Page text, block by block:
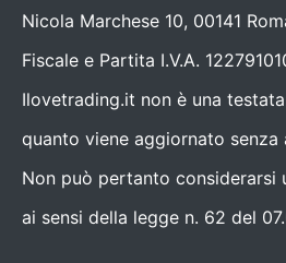
Nicola Marchese 10, 00141
Fiscale e Partita I.V.A.
Ilovetrading.it non è una
quanto viene aggiornato senza
Non può pertanto
ai sensi della legge n. 62 del